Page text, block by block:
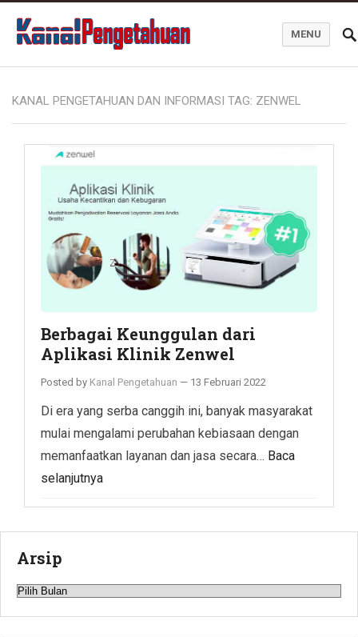
MENU
KANAL PENGETAHUAN DAN INFORMASI TAG: ZENWEL
Berbagai Keunggulan dari
Aplikasi Klinik Zenwel
Posted by Kanal Pengetahuan — 13 Februari 2022
Di era yang serba canggih ini, banyak masyarakat
mulai mengalami perubahan kebiasaan dengan
memanfaatkan layanan dan jasa secara… Baca
selanjutnya
Arsip
Arsip